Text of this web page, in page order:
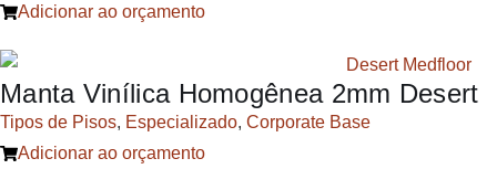
Adicionar ao orçamento
Manta Vinílica Homogênea 2mm Desert
Tipos de Pisos, Especializado, Corporate Base
Adicionar ao orçamento